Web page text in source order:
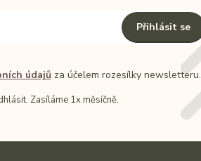
Přihlásit se
údajůza účelem rozesílky newsletteru.
Zasíláme 1x měsíčně.